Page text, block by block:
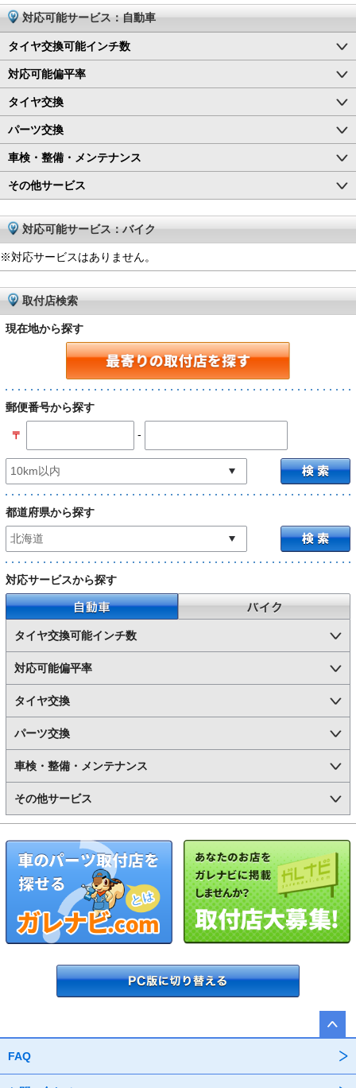
対応可能サービス：自動車
タイヤ交換可能インチ数
対応可能偏平率
タイヤ交換
パーツ交換
車検・整備・メンテナンス
その他サービス
対応可能サービス：バイク
※対応サービスはありません。
取付店検索
現在地から探す
郵便番号から探す
〒 -
都道府県から探す
対応サービスから探す
自動車
バイク
タイヤ交換可能インチ数
対応可能偏平率
タイヤ交換
パーツ交換
車検・整備・メンテナンス
その他サービス
FAQ